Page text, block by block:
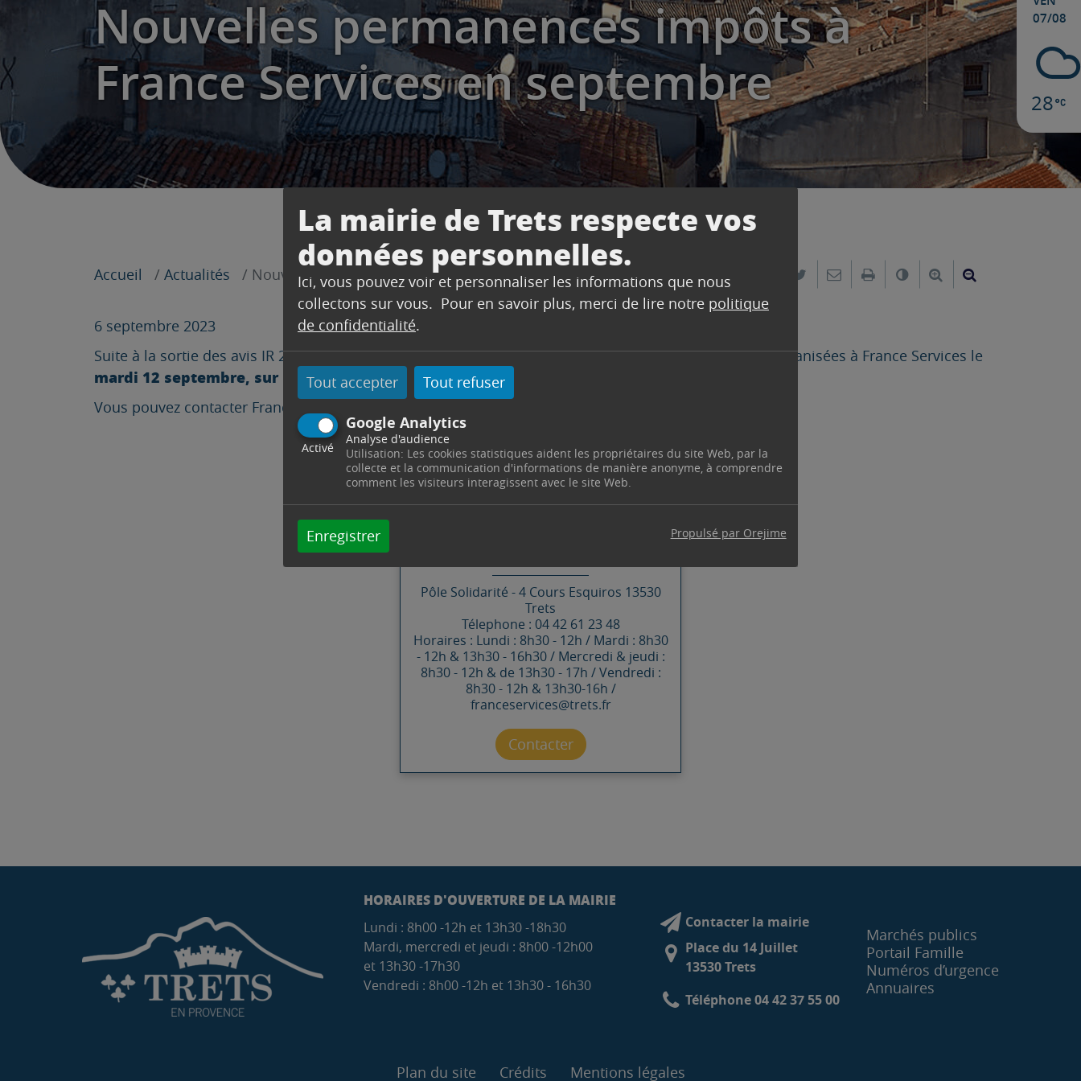
La mairie de Trets respecte vos
données personnelles.
Ici, vous pouvez voir et personnaliser les informations que nous
collectons sur vous. Pour en savoir plus, merci de lire notre politique
de confidentialité.
Tout accepter Tout refuser
Google Analytics
Activé
Analyse d'audience
Utilisation: Les cookies statistiques aident les propriétaires du site Web, par la
collecte et la communication d'informations de manière anonyme, à comprendre
comment les visiteurs interagissent avec le site Web.
Enregistrer Propulsé par Orejime
07/08
28
Nouvelles permanences impôts à
France Services en septembre
Accueil Actualités Nouvelles permanences impôts à France Services en septembre Partager sur Facebook
Partager sur Twitter
Envoyer par e-mail
ImprimerChanger le contraste
Agrandir le texte
6 septembre 2023
Suite à la sortie des avis IR 2023, des permanences avec des agents du SIP d’Aix-en-Provence seront organisées à France Services le
mardi 12 septembre, sur RDV uniquement, de 13h30 à 16h30.
Vous pouvez contacter France Services au 04.42.61.23.48 afin de prendre rendez-vous (obligatoire).
CONTACT
Pôle Solidarité - 4 Cours Esquiros 13530
Trets
Télephone : 04 42 61 23 48
Horaires : Lundi : 8h30 - 12h / Mardi : 8h30
- 12h & 13h30 - 16h30 / Mercredi & jeudi :
8h30 - 12h & de 13h30 - 17h / Vendredi :
8h30 - 12h & 13h30-16h /
franceservices@trets.fr
Contacter par mail
Contacter
HORAIRES D'OUVERTURE DE LA MAIRIE
Lundi : 8h00 -12h et 13h30 -18h30
Mardi, mercredi et jeudi : 8h00 -12h00
et 13h30 -17h30
Vendredi : 8h00 -12h et 13h30 - 16h30
Contacter la mairie
Place du 14 Juillet
13530 Trets
Téléphone 04 42 37 55 00
Marchés publics
Portail Famille
Numéros d’urgence
Annuaires
Plan du site Crédits Mentions légales